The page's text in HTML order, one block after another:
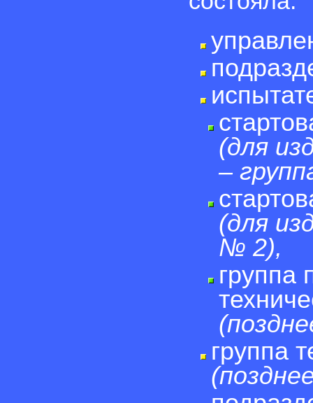
(для
–
(для
№ 2),
группа
группа